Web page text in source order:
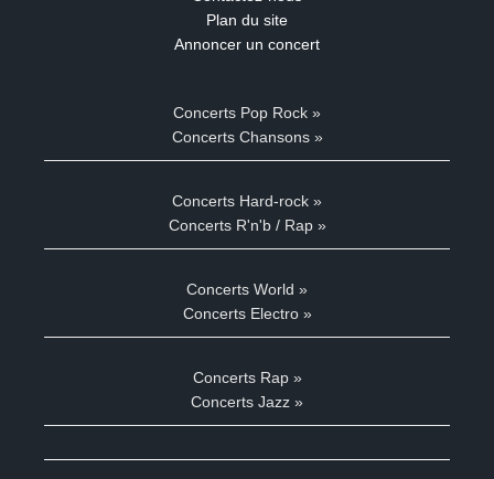
Plan du site
Annoncer un concert
Concerts Pop Rock »
Concerts Chansons »
Concerts Hard-rock »
Concerts R'n'b / Rap »
Concerts World »
Concerts Electro »
Concerts Rap »
Concerts Jazz »